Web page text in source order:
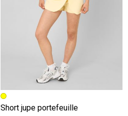
Image précédente
Image suivante
Short jupe portefeuille